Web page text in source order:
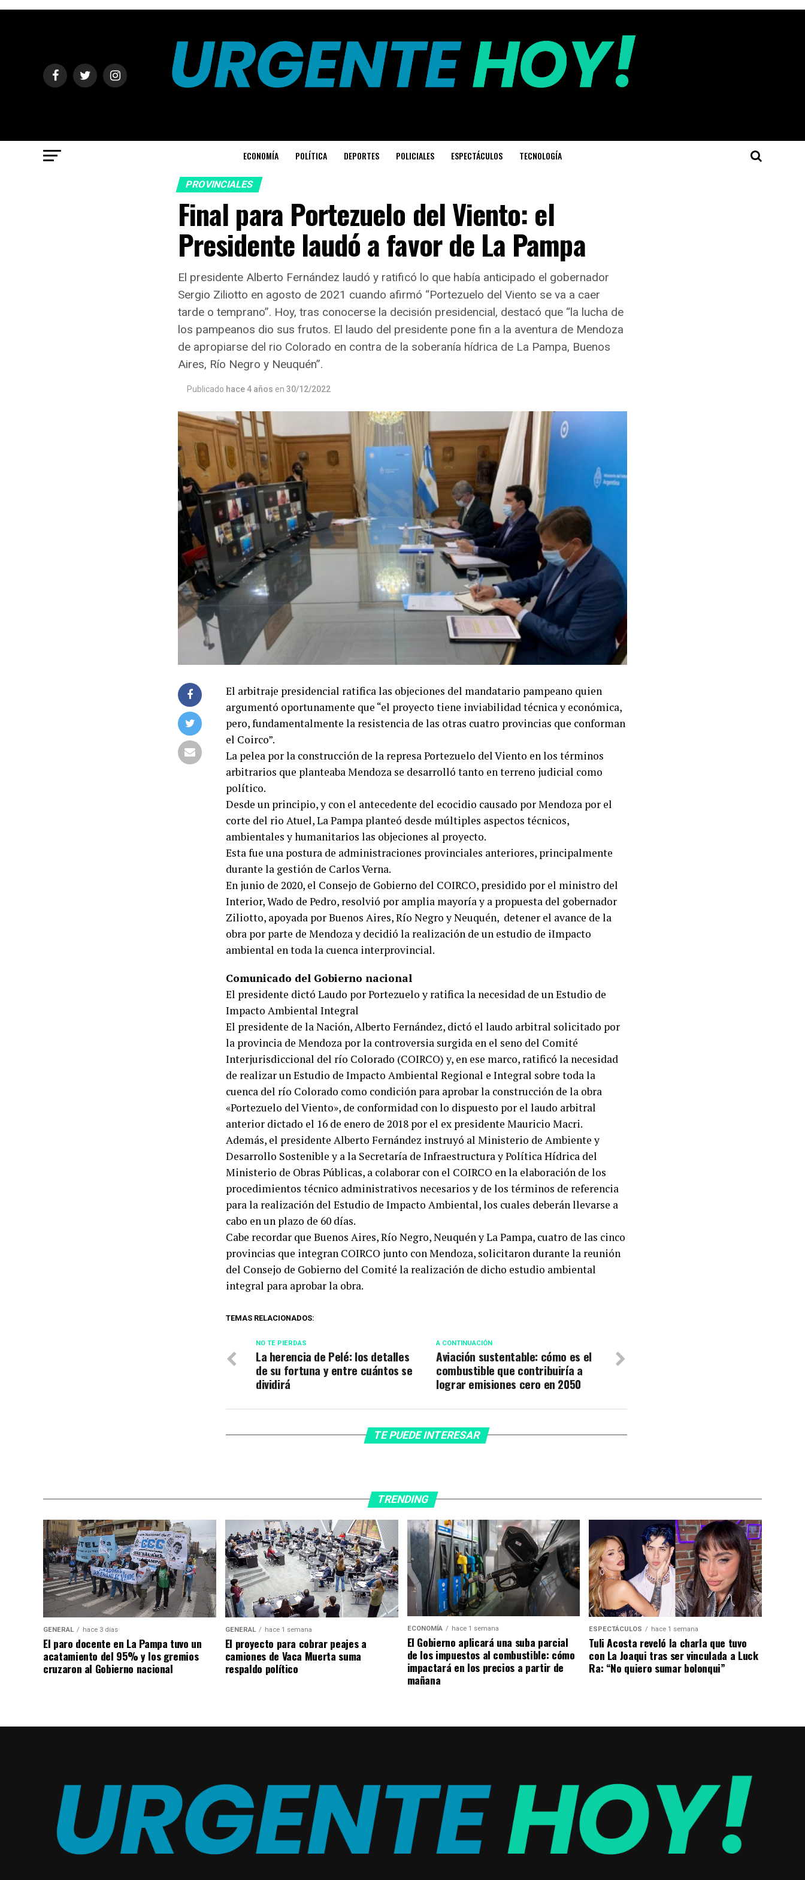
ECONOMÍA POLÍTICA DEPORTES POLICIALES ESPECTÁCULOS TECNOLOGÍA
PROVINCIALES
Final para Portezuelo del Viento: el
Presidente laudó a favor de La Pampa
El presidente Alberto Fernández laudó y ratificó lo que había anticipado el gobernador
Sergio Ziliotto en agosto de 2021 cuando afirmó “Portezuelo del Viento se va a caer
tarde o temprano”. Hoy, tras conocerse la decisión presidencial, destacó que “la lucha de
los pampeanos dio sus frutos. El laudo del presidente pone fin a la aventura de Mendoza
de apropiarse del rio Colorado en contra de la soberanía hídrica de La Pampa, Buenos
Aires, Río Negro y Neuquén”.
Publicado hace 4 años en 30/12/2022
El arbitraje presidencial ratifica las objeciones del mandatario pampeano quien
argumentó oportunamente que “el proyecto tiene inviabilidad técnica y económica,
pero, fundamentalmente la resistencia de las otras cuatro provincias que conforman
el Coirco”.
La pelea por la construcción de la represa Portezuelo del Viento en los términos
arbitrarios que planteaba Mendoza se desarrolló tanto en terreno judicial como
político.
Desde un principio, y con el antecedente del ecocidio causado por Mendoza por el
corte del rio Atuel, La Pampa planteó desde múltiples aspectos técnicos,
ambientales y humanitarios las objeciones al proyecto.
Esta fue una postura de administraciones provinciales anteriores, principalmente
durante la gestión de Carlos Verna.
En junio de 2020, el Consejo de Gobierno del COIRCO, presidido por el ministro del
Interior, Wado de Pedro, resolvió por amplia mayoría y a propuesta del gobernador
Ziliotto, apoyada por Buenos Aires, Río Negro y Neuquén, detener el avance de la
obra por parte de Mendoza y decidió la realización de un estudio de iImpacto
ambiental en toda la cuenca interprovincial.
Comunicado del Gobierno nacional
El presidente dictó Laudo por Portezuelo y ratifica la necesidad de un Estudio de
Impacto Ambiental Integral
El presidente de la Nación, Alberto Fernández, dictó el laudo arbitral solicitado por
la provincia de Mendoza por la controversia surgida en el seno del Comité
Interjurisdiccional del río Colorado (COIRCO) y, en ese marco, ratificó la necesidad
de realizar un Estudio de Impacto Ambiental Regional e Integral sobre toda la
cuenca del río Colorado como condición para aprobar la construcción de la obra
«Portezuelo del Viento», de conformidad con lo dispuesto por el laudo arbitral
anterior dictado el 16 de enero de 2018 por el ex presidente Mauricio Macri.
Además, el presidente Alberto Fernández instruyó al Ministerio de Ambiente y
Desarrollo Sostenible y a la Secretaría de Infraestructura y Política Hídrica del
Ministerio de Obras Públicas, a colaborar con el COIRCO en la elaboración de los
procedimientos técnico administrativos necesarios y de los términos de referencia
para la realización del Estudio de Impacto Ambiental, los cuales deberán llevarse a
cabo en un plazo de 60 días.
Cabe recordar que Buenos Aires, Río Negro, Neuquén y La Pampa, cuatro de las cinco
provincias que integran COIRCO junto con Mendoza, solicitaron durante la reunión
del Consejo de Gobierno del Comité la realización de dicho estudio ambiental
integral para aprobar la obra.
TEMAS RELACIONADOS:
A CONTINUACIÓN
Aviación sustentable: cómo es el
combustible que contribuiría a
lograr emisiones cero en 2050
NO TE PIERDAS
La herencia de Pelé: los detalles
de su fortuna y entre cuántos se
dividirá
TE PUEDE INTERESAR
TRENDING
GENERAL hace 3 días
El paro docente en La Pampa tuvo un
acatamiento del 95% y los gremios
cruzaron al Gobierno nacional
GENERAL hace 1 semana
El proyecto para cobrar peajes a
camiones de Vaca Muerta suma
respaldo político
ECONOMÍA hace 1 semana
El Gobierno aplicará una suba parcial
de los impuestos al combustible: cómo
impactará en los precios a partir de
mañana
ESPECTÁCULOS hace 1 semana
Tuli Acosta reveló la charla que tuvo
con La Joaqui tras ser vinculada a Luck
Ra: “No quiero sumar bolonqui”